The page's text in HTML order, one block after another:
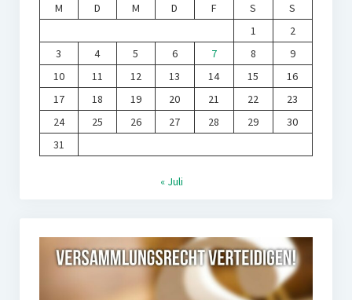
M
D M D F S
S
1
2
3
4 5 6 7 8
9
10
11 12 13 14 15
16
17
18 19 20 21 22
23
24
25 26 27 28 29
30
31
« Juli